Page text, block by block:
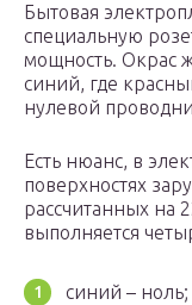
Бытовая
специальную
мощность. Окрас
синий, где
нулевой
Есть нюанс, в
поверхностях
рассчитанных на
выполняется
синий – ноль;